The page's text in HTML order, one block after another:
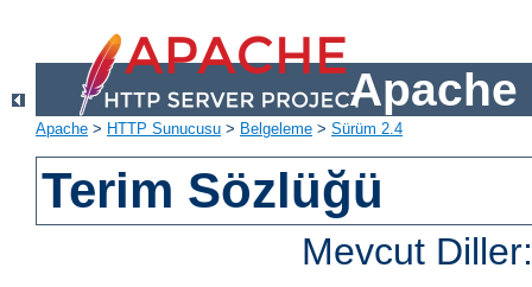
Apache
Apache > HTTP Sunucusu > Belgeleme > Sürüm 2.4
Terim Sözlüğü
Mevcut